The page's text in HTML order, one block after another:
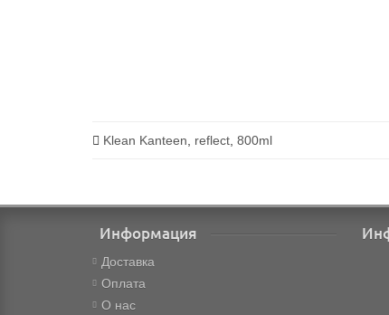
Klean Kanteen reflect 800ml
Информация
Доставка
Оплата
О нас